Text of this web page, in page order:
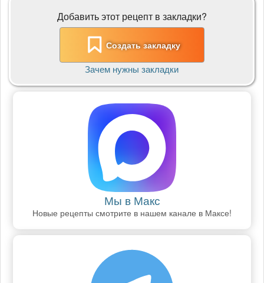
Добавить этот рецепт в закладки?
Создать закладку
Зачем нужны закладки
Мы в Макс
Новые рецепты смотрите в нашем канале в Максе!